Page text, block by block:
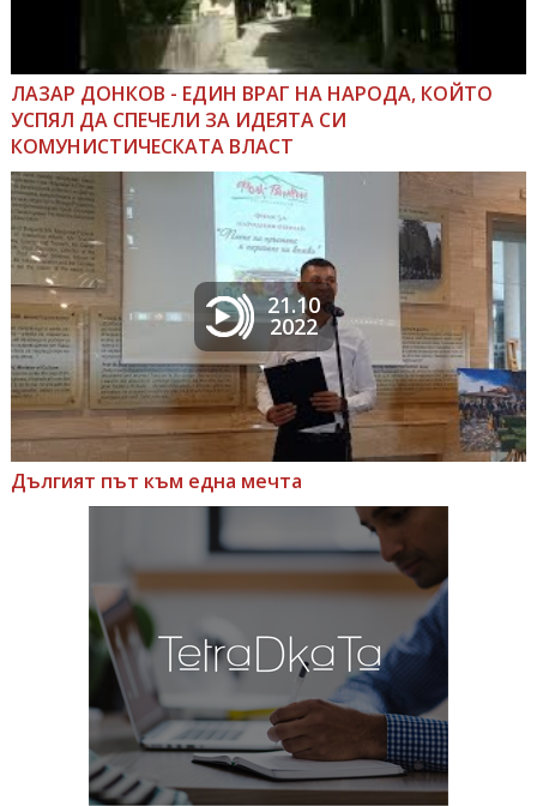
ЛАЗАР ДОНКОВ - ЕДИН ВРАГ НА НАРОДА, КОЙТО
УСПЯЛ ДА СПЕЧЕЛИ ЗА ИДЕЯТА СИ
КОМУНИСТИЧЕСКАТА ВЛАСТ
21.10
2022
Дългият път към една мечта